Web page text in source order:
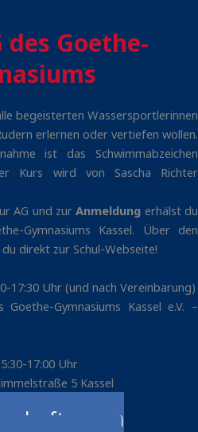
des Goethe-
begeisterten Wassersportlerinnen
erlernen oder vertiefen wollen.
ist das Schwimmabzeichen
Kurs wird von Sascha Richter
AG und zurAnmeldung erhälst du
Gymnasiums Kassel. Über den
direkt zur Schul-Webseite!
17:30 Uhr (und nach Vereinbarung)
Gymnasiums Kassel e.V. –
17:00 Uhr
5 Kassel
am